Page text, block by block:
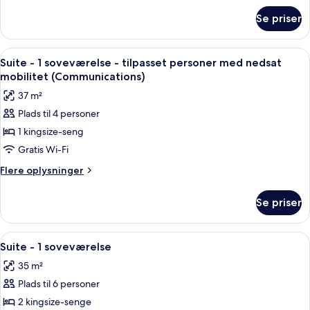
-
soveværelse
Se priser
Indlæs
alle
billeder
af
Suite
-
1
soveværelse
personer
med
nedsat
mobilitet
(Communications)
Et hotelværelse med seng, sofa,
4
Suite - 1 soveværelse - tilpasset personer med nedsat
mobilitet (Communications)
37 m²
Plads til 4 personer
1 kingsize-seng
Gratis Wi-Fi
Flere oplysninger
Flere
-
soveværelse
tilpasset
personer
nedsat
Se priser
Indlæs
alle
billeder
af
Suite
Et moderne hotelværelse med
10
Suite - 1 soveværelse
35 m²
Plads til 6 personer
2 kingsize-senge